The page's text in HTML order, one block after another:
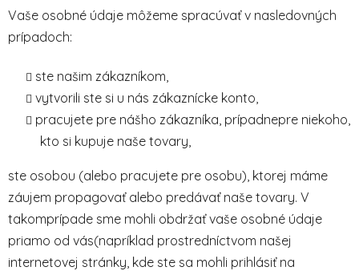
Vaše osobné údaje môžeme spracúvať v nasledovných
prípadoch:
ste našim zákazníkom,
vytvorili ste si u nás zákaznícke konto,
pracujete pre nášho zákazníka, prípadnepre niekoho,
kto si kupuje naše tovary,
ste osobou (alebo pracujete pre osobu), ktorej máme
záujem propagovať alebo predávať naše tovary. V
takomprípade sme mohli obdržať vaše osobné údaje
priamo od vás(napríklad prostredníctvom našej
internetovej stránky, kde ste sa mohli prihlásiť na